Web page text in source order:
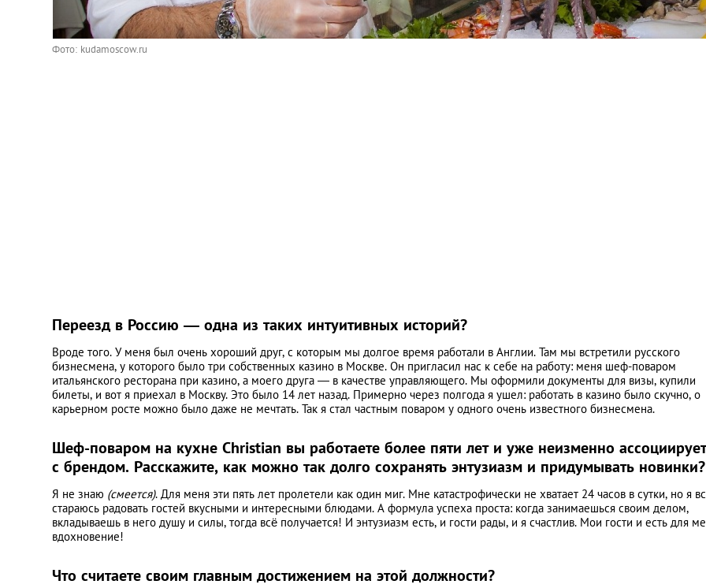
Фото: kudamoscow.ru
Переезд в Россию ― одна из таких интуитивных историй?
Вроде того. У меня был очень хороший друг, с которым мы долгое время работали в Англии. Там мы встретили русского
бизнесмена, у которого было три собственных казино в Москве. Он пригласил нас к себе на работу: меня шеф-поваром
итальянского ресторана при казино, а моего друга ― в качестве управляющего. Мы оформили документы для визы, купили
билеты, и вот я приехал в Москву. Это было 14 лет назад. Примерно через полгода я ушел: работать в казино было скучно, о
карьерном росте можно было даже не мечтать. Так я стал частным поваром у одного очень известного бизнесмена.
Шеф-поваром на кухне Christian вы работаете более пяти лет и уже неизменно
с брендом. Расскажите, как можно так долго сохранять энтузиазм и придумывать новинки?
Я не знаю (смеется). Для меня эти пять лет пролетели как один миг. Мне катастрофически не хватает 24 часов в сутки, но я
стараюсь радовать гостей вкусными и интересными блюдами. А формула успеха проста: когда занимаешься своим делом,
вкладываешь в него душу и силы, тогда всё получается! И энтузиазм есть, и гости рады, и я счастлив. Мои гости и есть для
вдохновение!
Что считаете своим главным достижением на этой должности?